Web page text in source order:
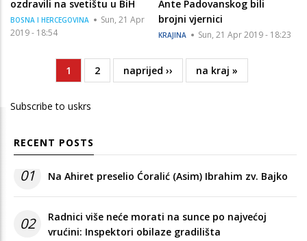
ozdravili na svetištu u BiH
BOSNA I HERCEGOVINA
Sun, 21 Apr
2019 - 18:54
Ante Padovanskog bili
brojni vjernici
KRAJINA Sun, 21 Apr 2019 - 18:23
PaginationCurrent
page
1 Page
2
Next
page
naprijed ››
Last
page
na kraj »
Subscribe to uskrs
RECENT POSTS
01 Na Ahiret preselio Ćoralić (Asim) Ibrahim zv. Bajko
02
Radnici više neće morati na sunce po najvećoj
vrućini: Inspektori obilaze gradilišta